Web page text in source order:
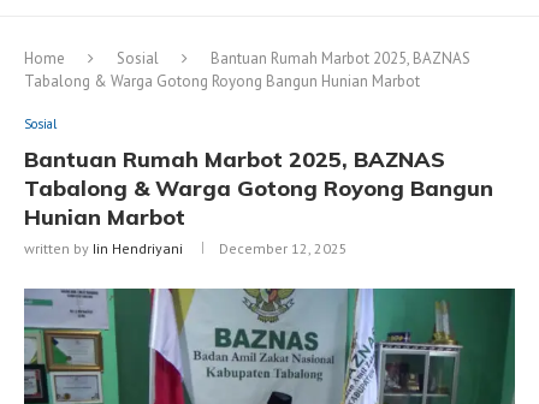
Home Sosial
Bantuan Rumah Marbot 2025, BAZNAS
Tabalong & Warga Gotong Royong Bangun Hunian Marbot
Sosial
Bantuan Rumah Marbot 2025, BAZNAS
Tabalong & Warga Gotong Royong Bangun
Hunian Marbot
written by Iin Hendriyani December 12, 2025